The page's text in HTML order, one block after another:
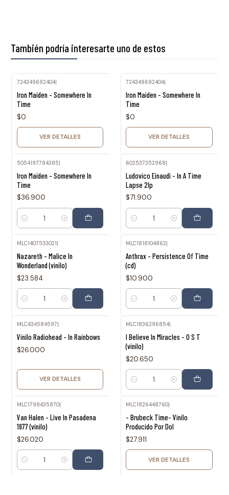
También podría interesarte uno de estos
724349692404|
Iron Maiden - Somewhere In
Time
$0
VER DETALLES
724349692404|
Iron Maiden - Somewhere In
Time
$0
VER DETALLES
5054197784385|
Iron Maiden - Somewhere In
Time
$36.900
Cantidad
602537352968|
Ludovico Einaudi - In A Time
Lapse 2lp
$71.900
Cantidad
MLC1407533021
Nazareth - Malice In
Wonderland (vinilo)
$23.584
Cantidad
MLC1818104862
Anthrax - Persistence Of Time
(cd)
$10.900
Cantidad
MLC434584597|
Vinilo Radiohead - In Rainbows
$26.000
VER DETALLES
MLC1836296854|
I Believe In Miracles - O S T
(vinilo)
$20.650
Cantidad
MLC1798435870|
Van Halen - Live In Pasadena
1977 (vinilo)
$26.020
Cantidad
MLC1826448760
- Brubeck Time- Vinilo
Producido Por Dol
$27.911
VER DETALLES